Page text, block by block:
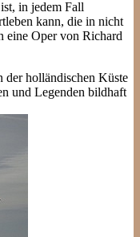
in jedem Fall
kann, die in nicht
eine Oper von Richard
der holländischen Küste
und Legenden bildhaft